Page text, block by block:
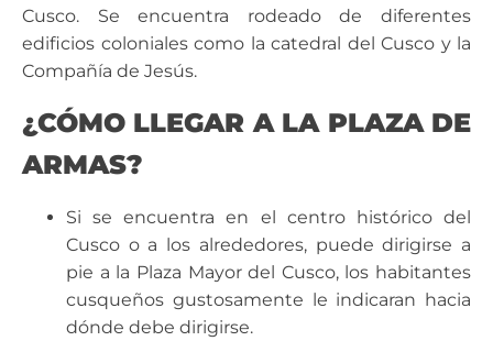
Cusco. Se encuentra rodeado de diferentes
edificios coloniales como la catedral del Cusco y la
Compañía de Jesús.
¿CÓMO LLEGAR A LA PLAZA DE
ARMAS?
Si se encuentra en el centro histórico del
Cusco o a los alrededores, puede dirigirse a
pie a la Plaza Mayor del Cusco, los habitantes
cusqueños gustosamente le indicaran hacia
dónde debe dirigirse.